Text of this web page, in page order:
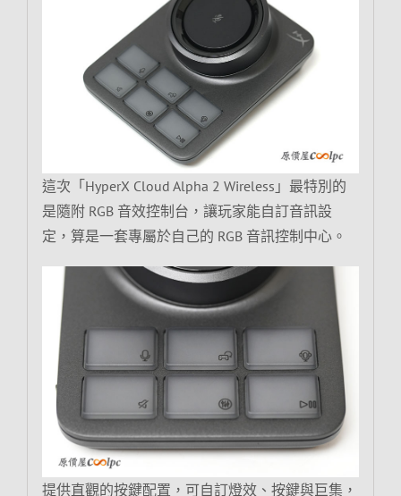
這次「HyperX Cloud Alpha 2 Wireless」最特別的
是隨附 RGB 音效控制台，讓玩家能自訂音訊設
定，算是一套專屬於自己的 RGB 音訊控制中心。
提供直觀的按鍵配置，可自訂燈效、按鍵與巨集，